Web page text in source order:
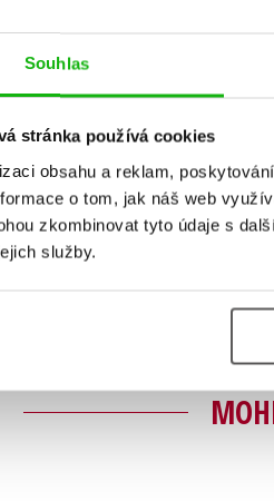
Souhlas
stránka používá cookies
obsahu a reklam,
o tom, jak náš web
zkombinovat tyto údaje s
služby.
Vaše
Uživatelskou